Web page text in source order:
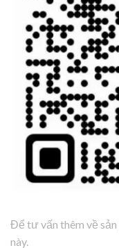
Để tư vấn thêm về sản
này.